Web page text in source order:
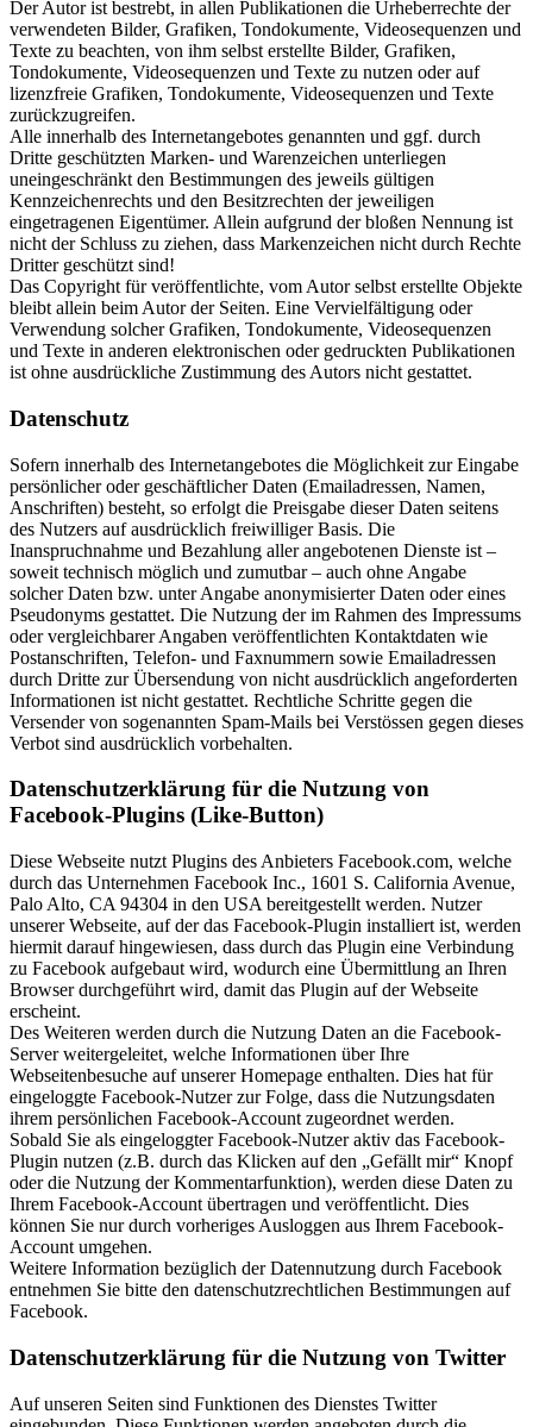
Der Autor ist bestrebt, in allen Publikationen die Urheberrechte der
verwendeten Bilder, Grafiken, Tondokumente, Videosequenzen und
Texte zu beachten, von ihm selbst erstellte Bilder, Grafiken,
Tondokumente, Videosequenzen und Texte zu nutzen oder auf
lizenzfreie Grafiken, Tondokumente, Videosequenzen und Texte
zurückzugreifen.
Alle innerhalb des Internetangebotes genannten und ggf. durch
Dritte geschützten Marken- und Warenzeichen unterliegen
uneingeschränkt den Bestimmungen des jeweils gültigen
Kennzeichenrechts und den Besitzrechten der jeweiligen
eingetragenen Eigentümer. Allein aufgrund der bloßen Nennung ist
nicht der Schluss zu ziehen, dass Markenzeichen nicht durch Rechte
Dritter geschützt sind!
Das Copyright für veröffentlichte, vom Autor selbst erstellte Objekte
bleibt allein beim Autor der Seiten. Eine Vervielfältigung oder
Verwendung solcher Grafiken, Tondokumente, Videosequenzen
und Texte in anderen elektronischen oder gedruckten Publikationen
ist ohne ausdrückliche Zustimmung des Autors nicht gestattet.
Datenschutz
Sofern innerhalb des Internetangebotes die Möglichkeit zur Eingabe
persönlicher oder geschäftlicher Daten (Emailadressen, Namen,
Anschriften) besteht, so erfolgt die Preisgabe dieser Daten seitens
des Nutzers auf ausdrücklich freiwilliger Basis. Die
Inanspruchnahme und Bezahlung aller angebotenen Dienste ist –
soweit technisch möglich und zumutbar – auch ohne Angabe
solcher Daten bzw. unter Angabe anonymisierter Daten oder eines
Pseudonyms gestattet. Die Nutzung der im Rahmen des Impressums
oder vergleichbarer Angaben veröffentlichten Kontaktdaten wie
Postanschriften, Telefon- und Faxnummern sowie Emailadressen
durch Dritte zur Übersendung von nicht ausdrücklich angeforderten
Informationen ist nicht gestattet. Rechtliche Schritte gegen die
Versender von sogenannten Spam-Mails bei Verstössen gegen dieses
Verbot sind ausdrücklich vorbehalten.
Datenschutzerklärung für die Nutzung von
Facebook-Plugins (Like-Button)
Diese Webseite nutzt Plugins des Anbieters Facebook.com, welche
durch das Unternehmen Facebook Inc., 1601 S. California Avenue,
Palo Alto, CA 94304 in den USA bereitgestellt werden. Nutzer
unserer Webseite, auf der das Facebook-Plugin installiert ist, werden
hiermit darauf hingewiesen, dass durch das Plugin eine Verbindung
zu Facebook aufgebaut wird, wodurch eine Übermittlung an Ihren
Browser durchgeführt wird, damit das Plugin auf der Webseite
erscheint.
Des Weiteren werden durch die Nutzung Daten an die Facebook-
Server weitergeleitet, welche Informationen über Ihre
Webseitenbesuche auf unserer Homepage enthalten. Dies hat für
eingeloggte Facebook-Nutzer zur Folge, dass die Nutzungsdaten
ihrem persönlichen Facebook-Account zugeordnet werden.
Sobald Sie als eingeloggter Facebook-Nutzer aktiv das Facebook-
Plugin nutzen (z.B. durch das Klicken auf den „Gefällt mir“ Knopf
oder die Nutzung der Kommentarfunktion), werden diese Daten zu
Ihrem Facebook-Account übertragen und veröffentlicht. Dies
können Sie nur durch vorheriges Ausloggen aus Ihrem Facebook-
Account umgehen.
Weitere Information bezüglich der Datennutzung durch Facebook
entnehmen Sie bitte den datenschutzrechtlichen Bestimmungen auf
Facebook.
Datenschutzerklärung für die Nutzung von Twitter
Auf unseren Seiten sind Funktionen des Dienstes Twitter